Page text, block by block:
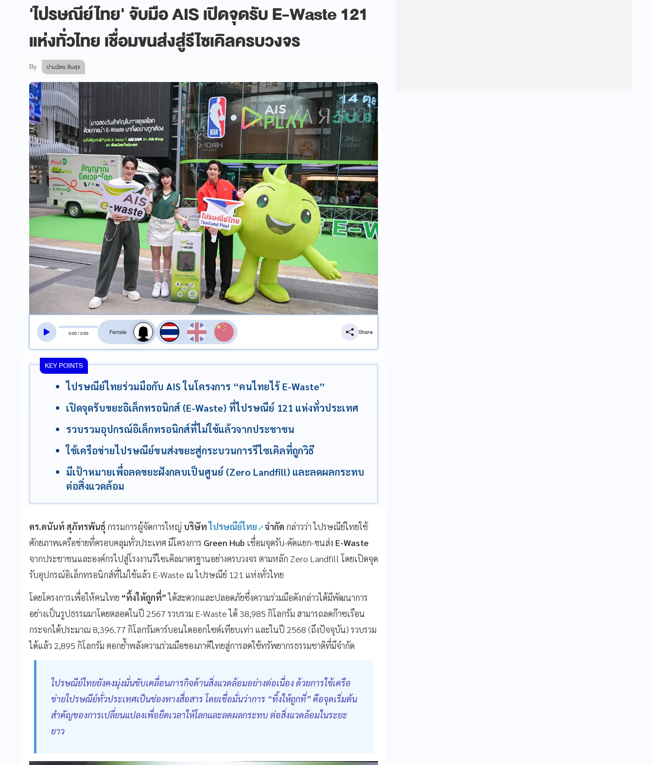
'ไปรษณีย์ไทย' จับมือ AIS เปิดจุดรับ E-Waste 121
แห่งทั่วไทย เชื่อมขนส่งสู่รีไซเคิลครบวงจร
By ปานฉัตร สินสุข
0:00/0:00
สลับเสียงอ่าน
Share
KEY POINTS
ไปรษณีย์ไทยร่วมมือกับ AIS ในโครงการ “คนไทยไร้ E-Waste”
เปิดจุดรับขยะอิเล็กทรอนิกส์ (E-Waste) ที่ไปรษณีย์ 121 แห่งทั่วประเทศ
รวบรวมอุปกรณ์อิเล็กทรอนิกส์ที่ไม่ใช้แล้วจากประชาชน
ใช้เครือข่ายไปรษณีย์ขนส่งขยะสู่กระบวนการรีไซเคิลที่ถูกวิธี
มีเป้าหมายเพื่อลดขยะฝังกลบเป็นศูนย์ (Zero Landfill) และลดผลกระทบ
ต่อสิ่งแวดล้อม
ดร.ดนันท์ สุภัทรพันธุ์ กรรมการผู้จัดการใหญ่ บริษัทไปรษณีย์ไทย จำกัด กล่าวว่า ไปรษณีย์ไทยใช้
ศักยภาพเครือข่ายที่ครอบคลุมทั่วประเทศ มีโครงการ Green Hub เชื่อมจุดรับ-คัดแยก-ขนส่ง E-Waste
จากประชาชนและองค์กรไปสู่โรงงานรีไซเคิลมาตรฐานอย่างครบวงจร ตามหลัก Zero Landfill โดยเปิดจุด
รับอุปกรณ์อิเล็กทรอนิกส์ที่ไม่ใช้แล้ว E-Waste ณ ไปรษณีย์ 121 แห่งทั่วไทย
โดยโครงการเพื่อให้คนไทย “ทิ้งให้ถูกที่”ได้สะดวกและปลอดภัยซึ่งความร่วมมือดังกล่าวได้มีพัฒนาการ
อย่างเป็นรูปธรรมมาโดยตลอดในปี 2567 รวบรวม E-Waste ได้ 38,985 กิโลกรัม สามารถลดก๊าซเรือน
กระจกได้ประมาณ 8,396.77 กิโลกรัมคาร์บอนไดออกไซต์เทียบเท่า และในปี 2568 (ถึงปัจจุบัน) รวบรวม
ได้แล้ว 2,895 กิโลกรัม ตอกย้ำพลังความร่วมมือของภาคีไทยสู่การลดใช้ทรัพยากรธรรมชาติที่มีจำกัด
ไปรษณีย์ไทยยังคงมุ่งมั่นขับเคลื่อนภารกิจด้านสิ่งแวดล้อมอย่างต่อเนื่อง ด้วยการใช้เครือ
ข่ายไปรษณีย์ทั่วประเทศเป็นช่องทางสื่อสาร โดยเชื่อมั่นว่าการ “ทิ้งให้ถูกที่” คือจุดเริ่มต้น
สำคัญของการเปลี่ยนแปลงเพื่อยืดเวลาให้โลกและลดผลกระทบ ต่อสิ่งแวดล้อมในระยะ
ยาว